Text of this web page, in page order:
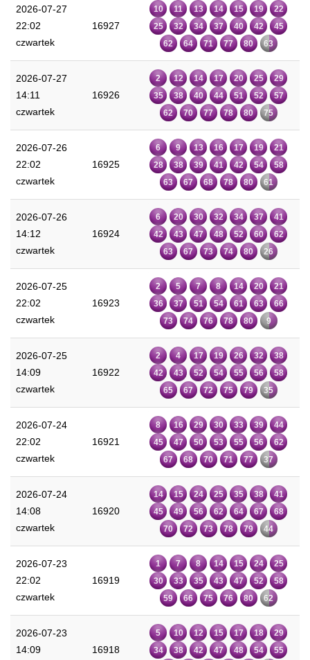
2026-07-27
22:02
czwartek
16927
10 11 13 14 15 19
22
25
32 34 37 40 42
45
62
64 71 77 80 63
2026-07-27
14:11
czwartek
16926
2 12 14 17 20 25
29
35
38 40 44 51 52
57
62
70 77 78 80 75
2026-07-26
22:02
czwartek
16925
6 9 13 16 17 19
21
28
38 39 41 42 54
58
63
67 68 78 80 61
2026-07-26
14:12
czwartek
16924
6 20 30 32 34 37
41
42
43 47 48 52 60
62
63
67 73 74 80 26
2026-07-25
22:02
czwartek
16923
2 5 7 8 14 20
21
36
37 51 54 61 63
66
73
74 76 78 80 9
2026-07-25
14:09
czwartek
16922
2 4 17 19 26 32
38
42
43 52 54 55 56
58
65
67 72 75 79 35
2026-07-24
22:02
czwartek
16921
8 16 29 30 33 39
44
45
47 50 53 55 56
62
67
68 70 71 77 37
2026-07-24
14:08
czwartek
16920
14 15 24 25 35 38
41
45
49 56 62 64 67
68
70
72 73 78 79 44
2026-07-23
22:02
czwartek
16919
1 7 8 14 15 24
25
30
33 35 43 47 52
58
59
66 75 76 80 62
2026-07-23
14:09
16918
5 10 12 15 17 18
29
34
38 42 47 48 54
55